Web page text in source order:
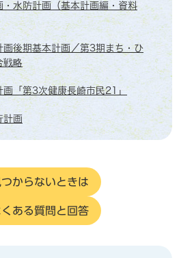
・水防計画（基本計画編・資料
画後期基本計画／第3期まち・ひ
戦略
画「第3次健康長崎市民21」
計画
つからないときは
くある質問と回答